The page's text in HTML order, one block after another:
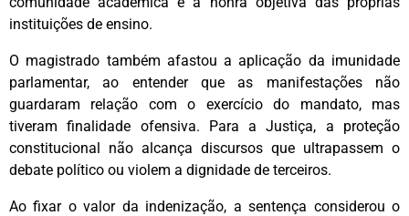
instituições de ensino.
O magistrado também afastou a aplicação da imunidade
parlamentar, ao entender que as manifestações não
guardaram relação com o exercício do mandato, mas
tiveram finalidade ofensiva. Para a Justiça, a proteção
constitucional não alcança discursos que ultrapassem o
debate político ou violem a dignidade de terceiros.
Ao fixar o valor da indenização, a sentença considerou o